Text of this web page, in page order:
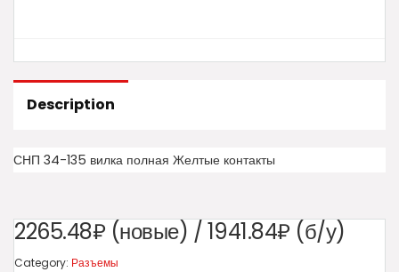
Description
СНП 34-135 вилка полная Желтые контакты
2265.48₽ (новые) / 1941.84₽ (б/у)
Category: Разъемы